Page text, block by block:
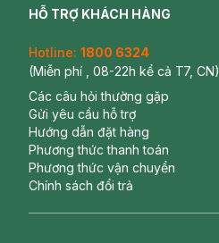
HỖ TRỢ KHÁCH HÀNG
Hotline: 1800 6324
(Miễn phí , 08-22h kể cả T7, CN)
Các câu hỏi thường gặp
Gửi yêu cầu hỗ trợ
Hướng dẫn đặt hàng
Phương thức thanh toán
Phương thức vận chuyển
Chính sách đổi trả